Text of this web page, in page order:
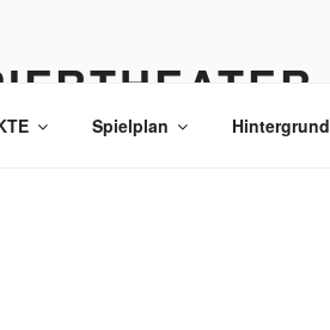
Spielplan Hintergrund